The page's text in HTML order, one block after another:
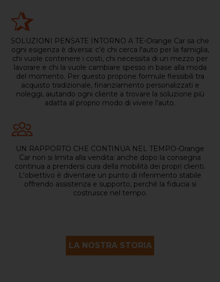
SOLUZIONI PENSATE INTORNO A TE-Orange Car sa che
ogni esigenza è diversa: c'è chi cerca l'auto per la famiglia,
chi vuole contenere i costi, chi necessita di un mezzo per
lavorare e chi la vuole cambiare spesso in base alla moda
del momento. Per questo propone formule flessibili tra
acquisto tradizionale, finanziamento personalizzati e
noleggi, aiutando ogni cliente a trovare la soluzione più
adatta al proprio modo di vivere l'auto.
UN RAPPORTO CHE CONTINUA NEL TEMPO-Orange
Car non si limita alla vendita: anche dopo la consegna
continua a prendersi cura della mobilità dei propri clienti.
L'obiettivo è diventare un punto di riferimento stabile
offrendo assistenza e supporto, perché la fiducia si
costruisce nel tempo.
LA NOSTRA STORIA